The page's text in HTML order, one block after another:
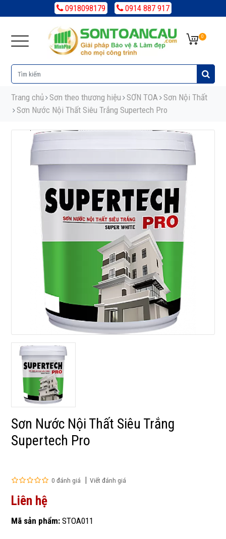
0918098179 0914 887 917
0
Trang chủ Sơn theo thương hiệu SƠN TOA Sơn Nội Thất
Sơn Nước Nội Thất Siêu Trắng Supertech Pro
Sơn Nước Nội Thất Siêu Trắng
Supertech Pro
0 đánh giá Viết đánh giá
Liên hệ
Mã sản phẩm:STOA011